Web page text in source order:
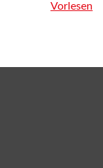
Vorlesen